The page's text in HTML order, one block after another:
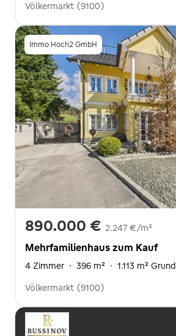
Völkermarkt (9100)
Immo Hoch2 GmbH
890.000 € 2.247 €/m²
Mehrfamilienhaus zum Kauf
4 Zimmer · 396 m² · 1.113 m²
Völkermarkt (9100)